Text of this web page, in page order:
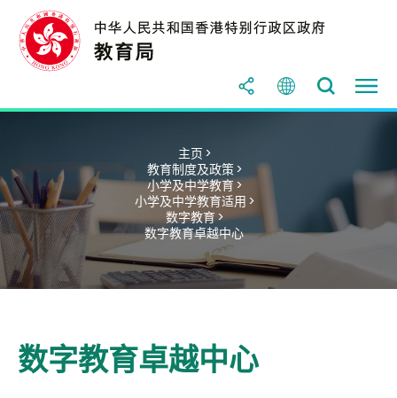
主页 >
教育制度及政策 >
小学及中学教育 >
小学及中学教育适用 >
数字教育 >
数字教育卓越中心
数字教育卓越中心